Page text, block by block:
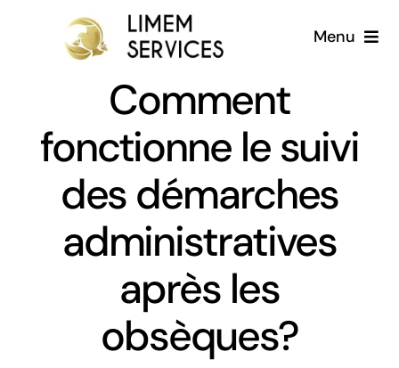
Menu
A propos
Services
Galerie
Blog
Français
Comment
fonctionne le suivi
des démarches
administratives
après les
obsèques?